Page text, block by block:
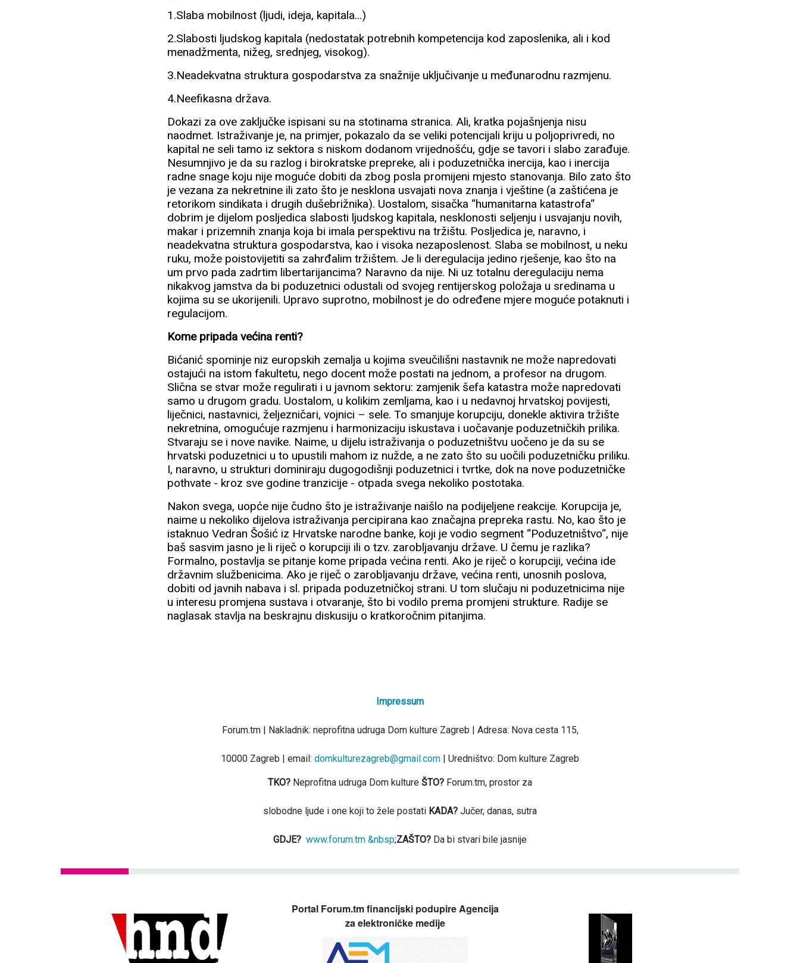
1.Slaba mobilnost (ljudi, ideja, kapitala...)
2.Slabosti ljudskog kapitala (nedostatak potrebnih kompetencija kod zaposlenika, ali i kod
menadžmenta, nižeg, srednjeg, visokog).
3.Neadekvatna struktura gospodarstva za snažnije uključivanje u međunarodnu razmjenu.
4.Neefikasna država.
Dokazi za ove zaključke ispisani su na stotinama stranica. Ali, kratka pojašnjenja nisu
naodmet. Istraživanje je, na primjer, pokazalo da se veliki potencijali kriju u poljoprivredi, no
kapital ne seli tamo iz sektora s niskom dodanom vrijednošću, gdje se tavori i slabo zarađuje.
Nesumnjivo je da su razlog i birokratske prepreke, ali i poduzetnička inercija, kao i inercija
radne snage koju nije moguće dobiti da zbog posla promijeni mjesto stanovanja. Bilo zato što
je vezana za nekretnine ili zato što je nesklona usvajati nova znanja i vještine (a zaštićena je
retorikom sindikata i drugih dušebrižnika). Uostalom, sisačka “humanitarna katastrofa“
dobrim je dijelom posljedica slabosti ljudskog kapitala, nesklonosti seljenju i usvajanju novih,
makar i prizemnih znanja koja bi imala perspektivu na tržištu. Posljedica je, naravno, i
neadekvatna struktura gospodarstva, kao i visoka nezaposlenost. Slaba se mobilnost, u neku
ruku, može poistovijetiti sa zahrđalim tržištem. Je li deregulacija jedino rješenje, kao što na
um prvo pada zadrtim libertarijancima? Naravno da nije. Ni uz totalnu deregulaciju nema
nikakvog jamstva da bi poduzetnici odustali od svojeg rentijerskog položaja u sredinama u
kojima su se ukorijenili. Upravo suprotno, mobilnost je do određene mjere moguće potaknuti i
regulacijom.
Kome pripada većina renti?
Bićanić spominje niz europskih zemalja u kojima sveučilišni nastavnik ne može napredovati
ostajući na istom fakultetu, nego docent može postati na jednom, a profesor na drugom.
Slična se stvar može regulirati i u javnom sektoru: zamjenik šefa katastra može napredovati
samo u drugom gradu. Uostalom, u kolikim zemljama, kao i u nedavnoj hrvatskoj povijesti,
liječnici, nastavnici, željezničari, vojnici – sele. To smanjuje korupciju, donekle aktivira tržište
nekretnina, omogućuje razmjenu i harmonizaciju iskustava i uočavanje poduzetničkih prilika.
Stvaraju se i nove navike. Naime, u dijelu istraživanja o poduzetništvu uočeno je da su se
hrvatski poduzetnici u to upustili mahom iz nužde, a ne zato što su uočili poduzetničku priliku.
I, naravno, u strukturi dominiraju dugogodišnji poduzetnici i tvrtke, dok na nove poduzetničke
pothvate - kroz sve godine tranzicije - otpada svega nekoliko postotaka.
Nakon svega, uopće nije čudno što je istraživanje naišlo na podijeljene reakcije. Korupcija je,
naime u nekoliko dijelova istraživanja percipirana kao značajna prepreka rastu. No, kao što je
istaknuo Vedran Šošić iz Hrvatske narodne banke, koji je vodio segment “Poduzetništvo“, nije
baš sasvim jasno je li riječ o korupciji ili o tzv. zarobljavanju države. U čemu je razlika?
Formalno, postavlja se pitanje kome pripada većina renti. Ako je riječ o korupciji, većina ide
državnim službenicima. Ako je riječ o zarobljavanju države, većina renti, unosnih poslova,
dobiti od javnih nabava i sl. pripada poduzetničkoj strani. U tom slučaju ni poduzetnicima nije
u interesu promjena sustava i otvaranje, što bi vodilo prema promjeni strukture. Radije se
naglasak stavlja na beskrajnu diskusiju o kratkoročnim pitanjima.
Impressum
Forum.tm | Nakladnik: neprofitna udruga Dom kulture Zagreb | Adresa: Nova cesta 115,
10000 Zagreb | email: domkulturezagreb@gmail.com | Uredništvo: Dom kulture Zagreb
TKO? Neprofitna udruga Dom kulture ŠTO? Forum.tm, prostor za
slobodne ljude i one koji to žele postati KADA? Jučer, danas, sutra
GDJE? www.forum.tm &nbsp;ZAŠTO? Da bi stvari bile jasnije
Portal Forum.tm financijski podupire Agencija
za elektroničke medije